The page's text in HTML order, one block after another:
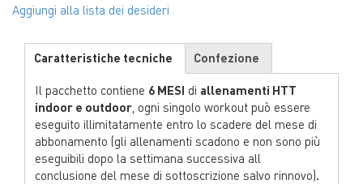
Aggiungi alla lista dei desideri
Caratteristiche tecniche
Confezione
Il pacchetto contiene 6 MESI di allenamenti HTT
indoor e outdoor , ogni singolo workout può essere
eseguito illimitatamente entro lo scadere del mese di
abbonamento (gli allenamenti scadono e non sono più
eseguibili dopo la settimana successiva all
conclusione del mese di sottoscrizione salvo rinnovo).